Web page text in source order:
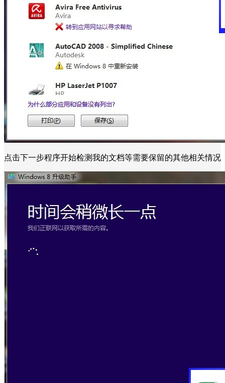
点击下一步程序开始检测我的文档等需要保留的其他相关情况